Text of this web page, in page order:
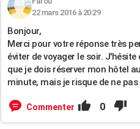
22 mars 2016 à 20:29
Bonjour,
Merci pour votre réponse très
éviter de voyager le soir.
que je dois réserver mon hôtel
minute, mais je risque de ne
Commenter 0